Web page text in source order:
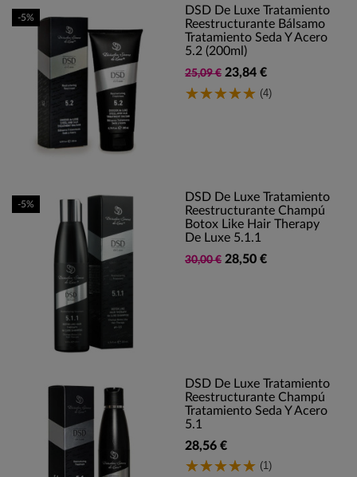
DSD De Luxe Tratamiento
Reestructurante Bálsamo
Tratamiento Seda Y Acero
5.2 (200ml)
25,09 € 23,84 €
(4)
-5%
DSD De Luxe Tratamiento
Reestructurante Champú
Botox Like Hair Therapy
De Luxe 5.1.1
30,00 € 28,50 €
-5%
DSD De Luxe Tratamiento
Reestructurante Champú
Tratamiento Seda Y Acero
5.1
28,56 €
(1)